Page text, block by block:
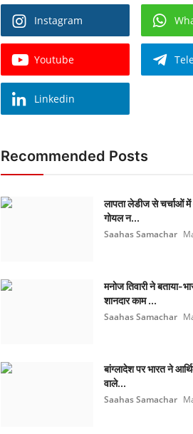
Instagram
Youtube
Linkedin
Recommended Posts
लापता लेडीज से चर्चाओं में
गोयल न...
Saahas Samachar
मनोज तिवारी ने बताया-
शानदार काम ...
Saahas Samachar
बांग्लादेश पर भारत ने
वाले...
Saahas Samachar